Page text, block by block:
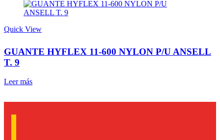
Quick View
GUANTE HYFLEX 11-600 NYLON P/U ANSELL
T. 9
Leer más